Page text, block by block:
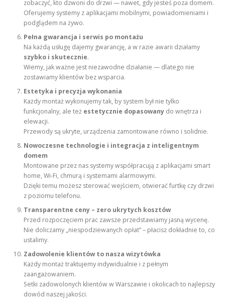
zobaczyć, kto dzwoni do drzwi — nawet, gdy jesteś poza domem.
Oferujemy systemy z aplikacjami mobilnymi, powiadomieniami i
podglądem na żywo.
Pełna gwarancja i serwis po montażu
Na każdą usługę dajemy gwarancję, a w razie awarii działamy
szybko i skutecznie.
Wiemy, jak ważne jest niezawodne działanie — dlatego nie
zostawiamy klientów bez wsparcia.
Estetyka i precyzja wykonania
Każdy montaż wykonujemy tak, by system był nie tylko
funkcjonalny, ale też estetycznie dopasowany do wnętrza i
elewacji.
Przewody są ukryte, urządzenia zamontowane równo i solidnie.
Nowoczesne technologie i integracja z inteligentnym
domem
Montowane przez nas systemy współpracują z aplikacjami smart
home, Wi-Fi, chmurą i systemami alarmowymi.
Dzięki temu możesz sterować wejściem, otwierać furtkę czy drzwi
z poziomu telefonu.
Transparentne ceny – zero ukrytych kosztów
Przed rozpoczęciem prac zawsze przedstawiamy jasną wycenę.
Nie doliczamy „niespodziewanych opłat” – płacisz dokładnie to, co
ustalimy.
Zadowolenie klientów to nasza wizytówka
Każdy montaż traktujemy indywidualnie i z pełnym
zaangażowaniem.
Setki zadowolonych klientów w Warszawie i okolicach to najlepszy
dowód naszej jakości.